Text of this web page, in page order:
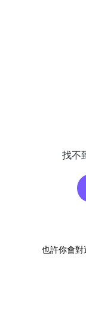
找不
也許你會對